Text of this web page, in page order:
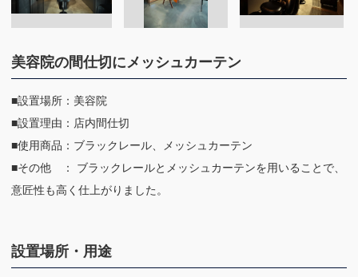
美容院の間仕切にメッシュカーテン
■設置場所：美容院
■設置理由：店内間仕切
■使用商品：ブラックレール、メッシュカーテン
■その他 ： ブラックレールとメッシュカーテンを用いることで、
意匠性も高く仕上がりました。
設置場所・用途